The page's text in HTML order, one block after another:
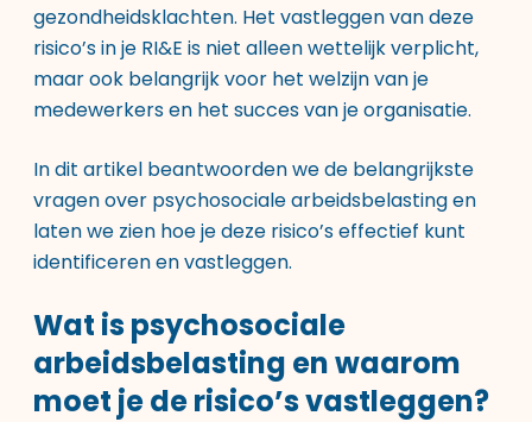
gezondheidsklachten. Het vastleggen van deze
risico’s in je RI&E is niet alleen wettelijk verplicht,
maar ook belangrijk voor het welzijn van je
medewerkers en het succes van je organisatie.
In dit artikel beantwoorden we de belangrijkste
vragen over psychosociale arbeidsbelasting en
laten we zien hoe je deze risico’s effectief kunt
identificeren en vastleggen.
Wat is psychosociale
arbeidsbelasting en waarom
moet je de risico’s vastleggen?